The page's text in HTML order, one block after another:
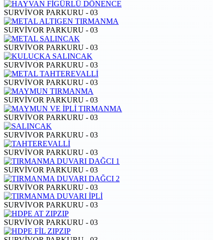
SURVİVOR PARKURU - 03
SURVİVOR PARKURU - 03
SURVİVOR PARKURU - 03
SURVİVOR PARKURU - 03
SURVİVOR PARKURU - 03
SURVİVOR PARKURU - 03
SURVİVOR PARKURU - 03
SURVİVOR PARKURU - 03
SURVİVOR PARKURU - 03
SURVİVOR PARKURU - 03
SURVİVOR PARKURU - 03
SURVİVOR PARKURU - 03
SURVİVOR PARKURU - 03